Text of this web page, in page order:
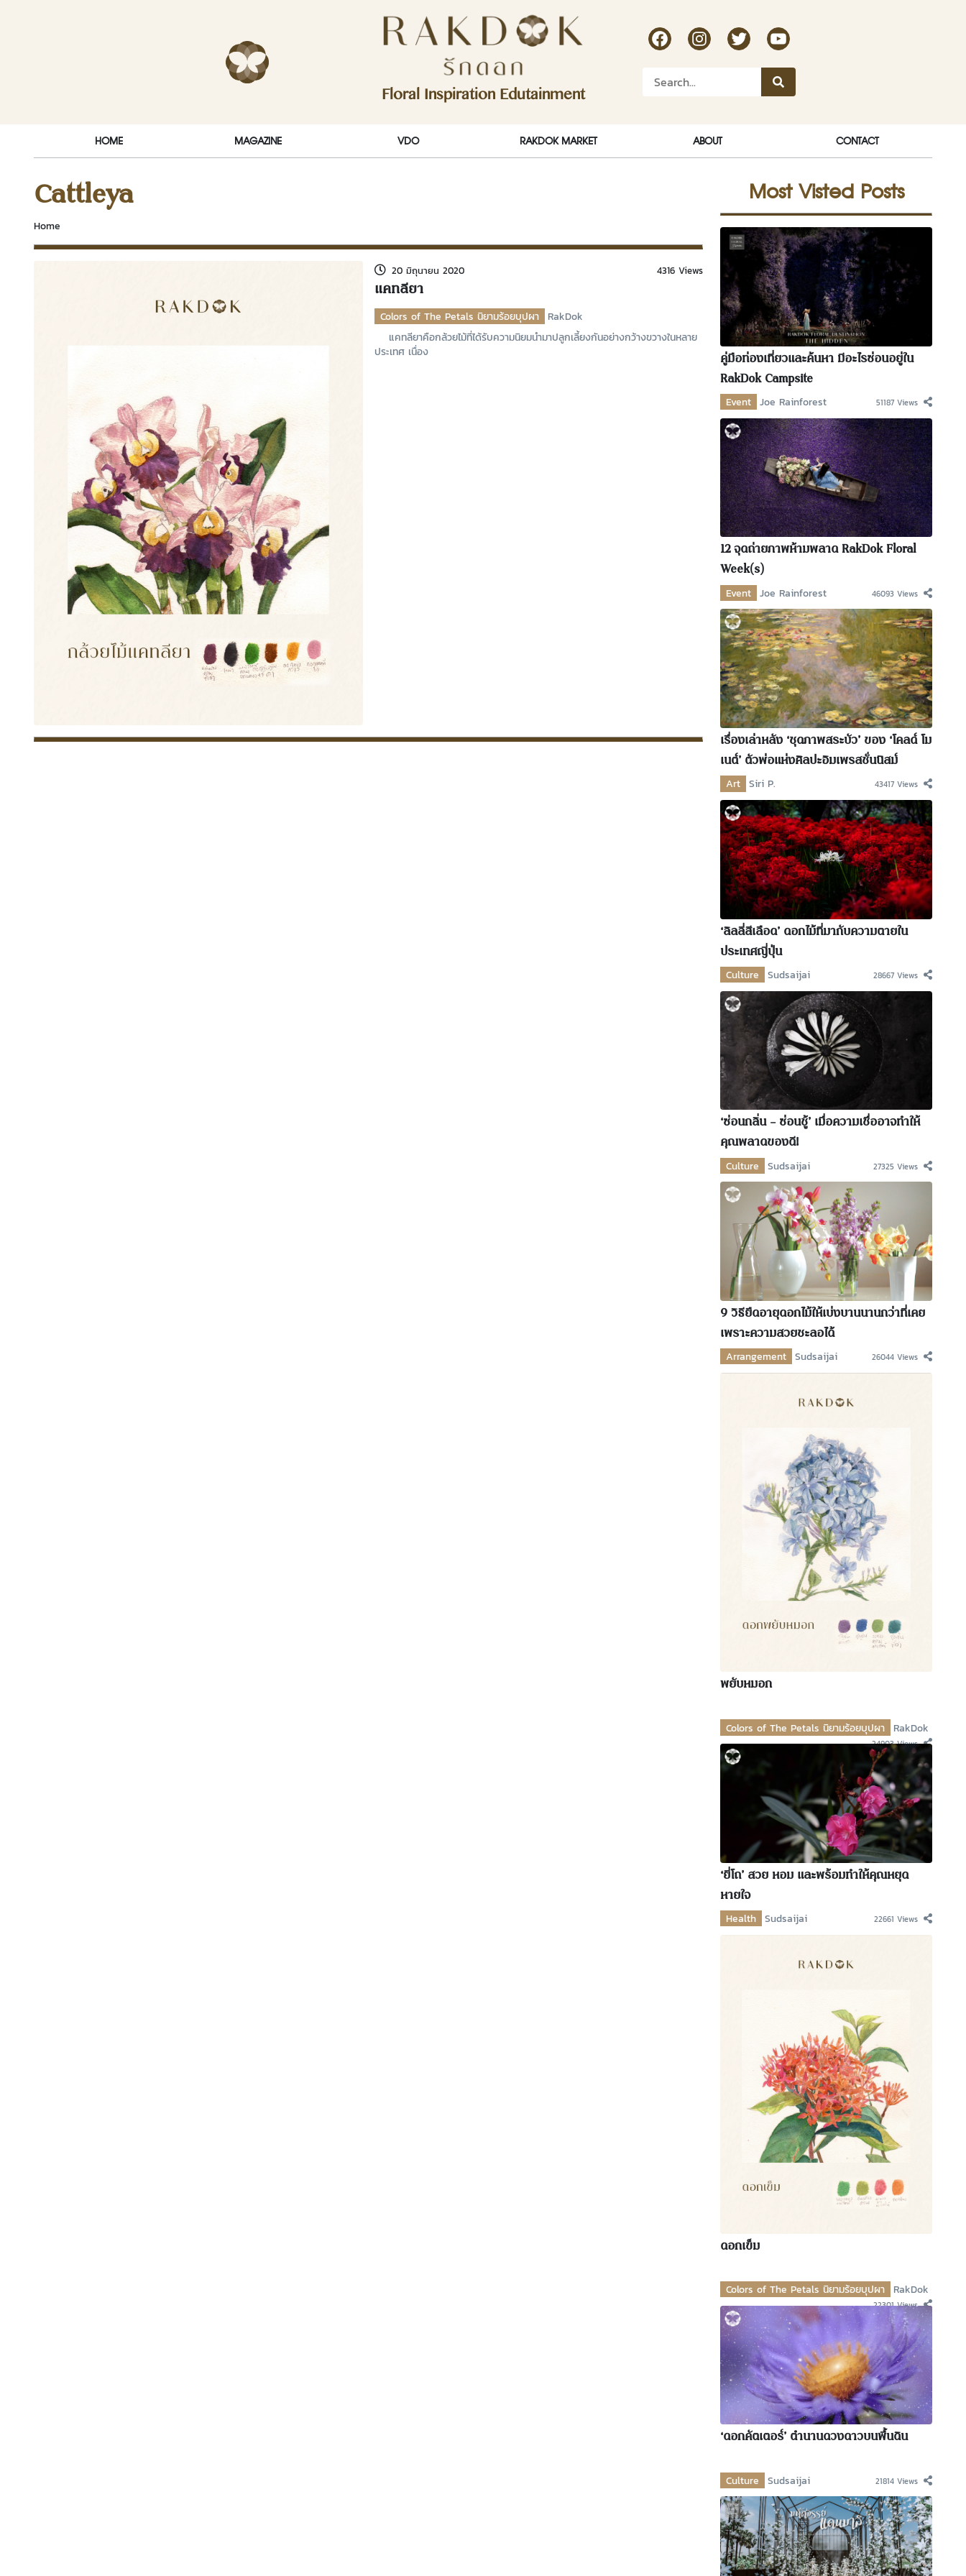
Floral Inspiration Edutainment
RakDok Channel Facebook
RakDok Channel Instagram
RakDok TwitterRakdok Channel Youtube
HOME MAGAZINE VDO RAKDOK MARKET ABOUT CONTACT
Cattleya
Home
20 มิถุนายน 2020 4316 Views
แคทลียา
Colors of The Petals นิยามร้อยบุปผา
RakDok
แคทลียาคือกล้วยไม้ที่ได้รับความนิยมนํามาปลูกเลี้ยงกันอย่างกว้างขวางในหลาย
ประเทศ เนื่อง
Most Visted Posts
คู่มือท่องเที่ยวและค้นหา มีอะไรซ่อนอยู่ใน
RakDok Campsite
Event Joe Rainforest 51187 Views
12 จุดถ่ายภาพห้ามพลาด RakDok Floral
Week(s)
Event Joe Rainforest 46093 Views
เรื่องเล่าหลัง ‘ชุดภาพสระบัว’ ของ ‘โคลด์ โม
เนต์’ ตัวพ่อแห่งศิลปะอิมเพรสชั่นนิสม์
Art Siri P. 43417 Views
‘ลิลลี่สีเลือด’ ดอกไม้ที่มากับความตายใน
ประเทศญี่ปุ่น
Culture Sudsaijai 28667 Views
‘ซ่อนกลิ่น – ซ่อนชู้’ เมื่อความเชื่ออาจทำให้
คุณพลาดของดี!
Culture Sudsaijai 27325 Views
9 วิธียืดอายุดอกไม้ให้เบ่งบานนานกว่าที่เคย
เพราะความสวยชะลอได้
Arrangement Sudsaijai 26044 Views
พยับหมอก
Colors of The Petals นิยามร้อยบุปผา RakDok
24903 Views
‘ยี่โถ’ สวย หอม และพร้อมทำให้คุณหยุด
หายใจ
Health Sudsaijai 22661 Views
ดอกเข็ม
Colors of The Petals นิยามร้อยบุปผา RakDok
22301 Views
‘ดอกคัตเตอร์’ ตำนานดวงดาวบนพื้นดิน
Culture Sudsaijai 21814 Views